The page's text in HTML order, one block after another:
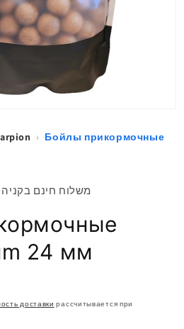
› Бойлы прикормочные
משלוח חינם בקניה מעל ₪500, 2-3
24 мм
доставки рассчитывается при